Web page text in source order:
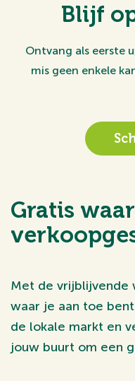
Blijf
Ontvang als eerste
mis geen enkele
Gratis
Met de vrijblijvende
waar je aan toe
de lokale markt en
jouw buurt om een